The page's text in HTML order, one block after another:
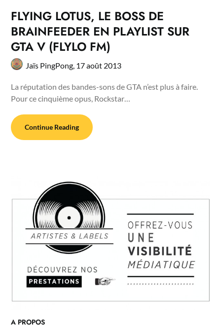
FLYING LOTUS, LE BOSS DE
BRAINFEEDER EN PLAYLIST SUR
GTA V (FLYLO FM)
Jaïs PingPong, 17 août 2013
La réputation des bandes-sons de GTA n’est plus à faire.
Pour ce cinquième opus, Rockstar…
Continue Reading
A PROPOS